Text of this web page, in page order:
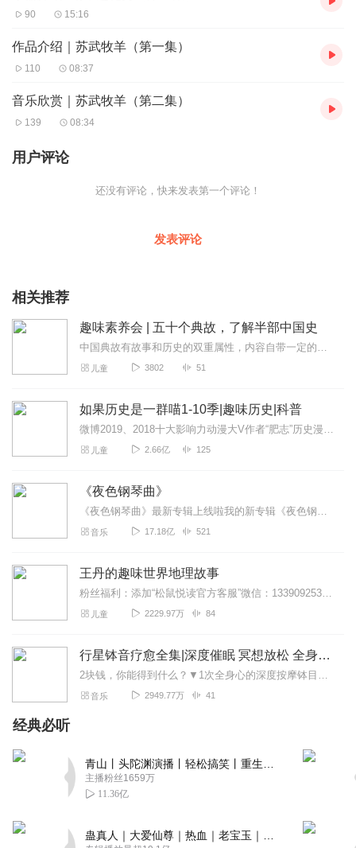
90 15:16
作品介绍｜苏武牧羊（第一集）
110 08:37
音乐欣赏｜苏武牧羊（第二集）
139 08:34
用户评论
还没有评论，快来发表第一个评论！
发表评论
相关推荐
趣味素养会 | 五十个典故，了解半部中国史
中国典故有故事和历史的双重属性，内容自带一定的知识性和乐趣，对中小学生的文化启蒙有相当的价值。李老师的讲课方式很有趣，用有画面感的语言来讲课，让孩子身临其境，沉...
儿童 3802 51
如果历史是一群喵1-10季|趣味历史|科普
微博2019、2018十大影响力动漫大V作者“肥志”历史漫画系列！理清纷繁复杂的历史脉络，一本让你读史和撸喵一样轻松的萌漫中国史！微博话题阅读量超20亿，引爆全...
儿童 2.66亿 125
《夜色钢琴曲》
《夜色钢琴曲》最新专辑上线啦我的新专辑《夜色钢琴曲最新专辑》（点击跳转）已经上线，新专辑是《夜色钢琴曲》的升级版，我精选了诸多经典原创作品与大家分享，愿未来...
音乐 17.18亿 521
王丹的趣味世界地理故事
粉丝福利：添加“松鼠悦读官方客服”微信：13390925385，朋友圈每周都有“高品质特价图书”推荐、每日育儿知识分享、及粉丝群内与主持人互动的机会哦~新课上线...
儿童 2229.97万 84
行星钵音疗愈全集|深度催眠 冥想放松 全身心深度按摩
2块钱，你能得到什么？▼1次全身心的深度按摩钵目前已广泛地被应用于美容Spa和按摩养生馆的疗程中，许多疗愈师使用铜钵在身体上，发现5分钟铜钵按摩的深度放松，效...
音乐 2949.77万 41
经典必听
主播粉丝1659万
11.36亿